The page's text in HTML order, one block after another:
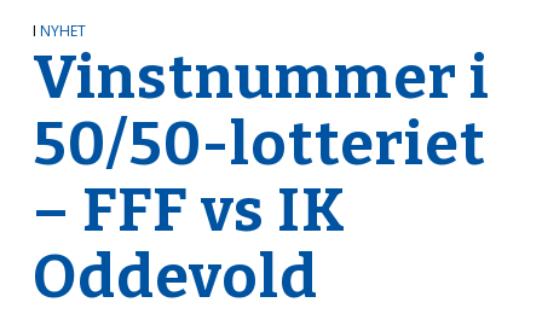
I NYHET
Vinstnummer i
50/50-lotteriet
– FFF vs IK
Oddevold